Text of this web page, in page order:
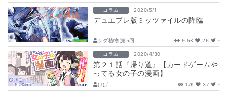
コラム 2020/5/1
デュエプレ版ミッツァイルの降臨
シダ植物(第5回... 9.5K 26 -
コラム 2020/4/30
第２１話『帰り道』【カードゲームや
ってる女の子の漫画】
けぱ 17K 37 -